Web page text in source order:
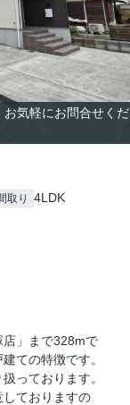
気軽にお問合せくだ
取り 4LDK
」まで328mで
ての特徴です。
っております。
ておりますの